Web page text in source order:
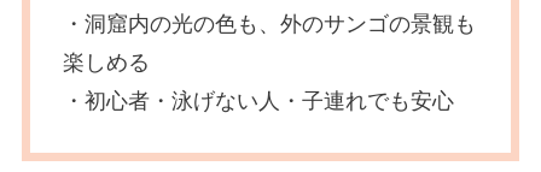
・洞窟内の光の色も、外のサンゴの景観も
楽しめる
・初心者・泳げない人・子連れでも安心